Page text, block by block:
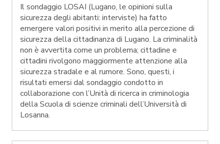
Il sondaggio LOSAI (Lugano, le opinioni sulla
sicurezza degli abitanti: interviste) ha fatto
emergere valori positivi in merito alla percezione di
sicurezza della cittadinanza di Lugano. La criminalità
non è avvertita come un problema; cittadine e
cittadini rivolgono maggiormente attenzione alla
sicurezza stradale e al rumore. Sono, questi, i
risultati emersi dal sondaggio condotto in
collaborazione con l’Unità di ricerca in criminologia
della Scuola di scienze criminali dell’Università di
Losanna.